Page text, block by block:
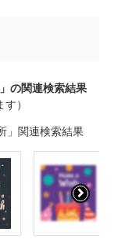
の関連検索結果
）
」関連検索結果